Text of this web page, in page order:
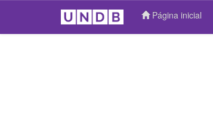
Página inicial